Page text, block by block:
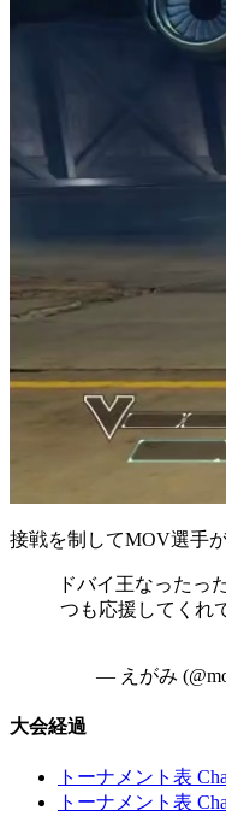
接戦を制してMOV選手
ドバイ王なったっ
つも応援してくれ
— えがみ
大会経過
トーナメント表
トーナメント表